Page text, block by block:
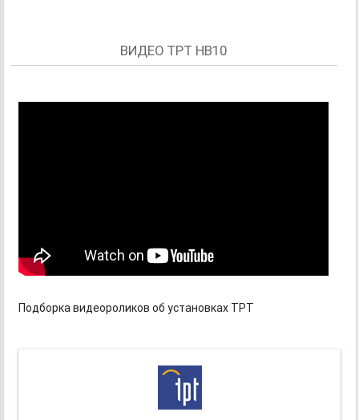
ВИДЕО TPT HB10
Подборка видеороликов об установках TPT